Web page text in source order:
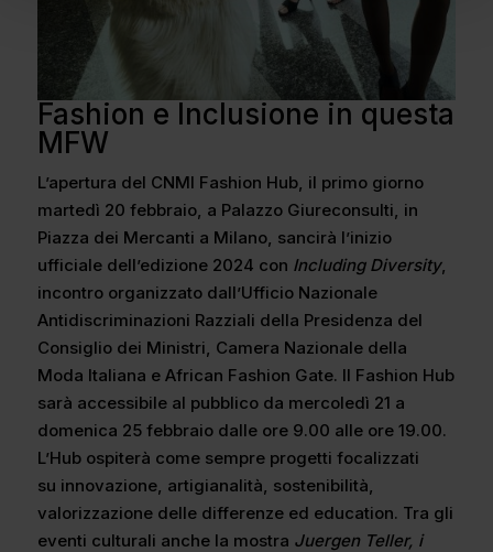
Fashion e Inclusione in questa
MFW
L’apertura del CNMI Fashion Hub, il primo giorno
martedì 20 febbraio, a Palazzo Giureconsulti, in
Piazza dei Mercanti a Milano, sancirà l’inizio
ufficiale dell’edizione 2024 con Including Diversity,
incontro organizzato dall’Ufficio Nazionale
Antidiscriminazioni Razziali della Presidenza del
Consiglio dei Ministri, Camera Nazionale della
Moda Italiana e African Fashion Gate. Il Fashion Hub
sarà accessibile al pubblico da mercoledì 21 a
domenica 25 febbraio dalle ore 9.00 alle ore 19.00.
L’Hub ospiterà come sempre progetti focalizzati
su innovazione, artigianalità, sostenibilità,
valorizzazione delle differenze ed education. Tra gli
eventi culturali anche la mostra Juergen Teller, i